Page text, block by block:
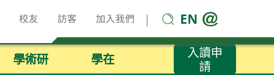
校友 訪客 加入我們 | EN
學術研
學在
入讀申
請